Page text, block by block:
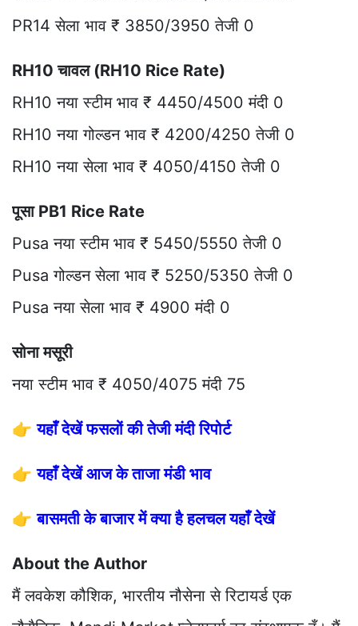
PR14 सेला भाव ₹ 3850/3950 तेजी 0
RH10 चावल (RH10 Rice Rate)
RH10 नया स्टीम भाव ₹ 4450/4500 मंदी 0
RH10 नया गोल्डन भाव ₹ 4200/4250 तेजी 0
RH10 नया सेला भाव ₹ 4050/4150 तेजी 0
पूसा PB1 Rice Rate
Pusa नया स्टीम भाव ₹ 5450/5550 तेजी 0
Pusa गोल्डन सेला भाव ₹ 5250/5350 तेजी 0
Pusa नया सेला भाव ₹ 4900 मंदी 0
सोना मसूरी
नया स्टीम भाव ₹ 4050/4075 मंदी 75
👉यहाँ देखें फसलों की तेजी मंदी रिपोर्ट
👉यहाँ देखें आज के ताजा मंडी भाव
👉बासमती के बाजार में क्या है हलचल यहाँ देखें
About the Author
मैं लवकेश कौशिक, भारतीय नौसेना से रिटायर्ड एक